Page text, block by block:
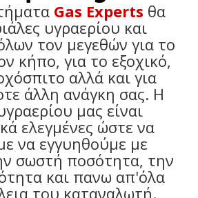
Gas Experts θα
υγραερίου και
τον μεγεθών για το
κήπο, για το εξοχικό,
αλλά και για
άλλη ανάγκη σας. Η
μας είναι
ελεγμένες ώστε να
να εγγυηθούμε με
σωστή ποσότητα, την
και πανω απ'όλα
του καταναλωτή.